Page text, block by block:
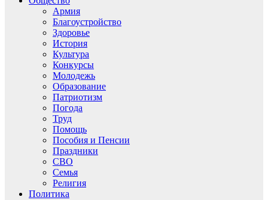
Армия
Благоустройство
Здоровье
История
Культура
Конкурсы
Молодежь
Образование
Патриотизм
Погода
Труд
Помощь
Пособия и Пенсии
Праздники
СВО
Семья
Религия
Политика